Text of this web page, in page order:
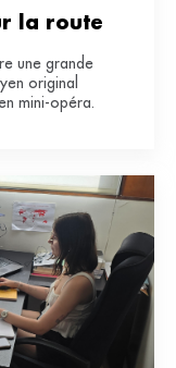
la route
une grande
original
mini-opéra.